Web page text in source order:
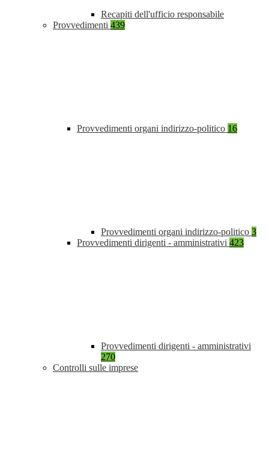
Recapiti dell'ufficio responsabile
Provvedimenti 439
Provvedimenti organi indirizzo-politico 16
Provvedimenti organi indirizzo-politico 3
Provvedimenti dirigenti - amministrativi 423
Provvedimenti dirigenti - amministrativi
270
Controlli sulle imprese